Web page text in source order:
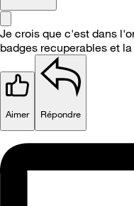
Je crois que c'est dans
badges recuperables et
Aimer Répondre